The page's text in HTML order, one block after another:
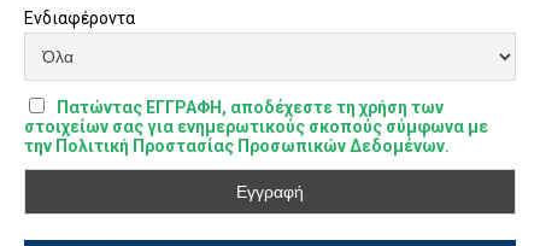
Ενδιαφέροντα
Πατώντας ΕΓΓΡΑΦΗ, αποδέχεστε τη χρήση των
στοιχείων σας για ενημερωτικούς σκοπούς σύμφωνα με
την Πολιτική Προστασίας Προσωπικών Δεδομένων.